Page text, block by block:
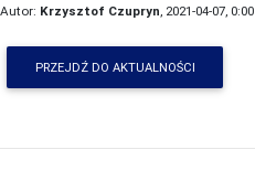
Autor: Krzysztof Czupryn , 2021-04-07, 0:00
PRZEJDŹ DO AKTUALNOŚCI